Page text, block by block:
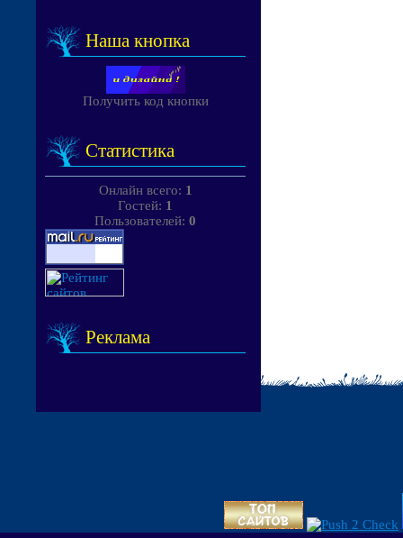
Наша кнопка
Получить код кнопки
Статистика
Онлайн всего: 1
Гостей: 1
Пользователей: 0
Реклама